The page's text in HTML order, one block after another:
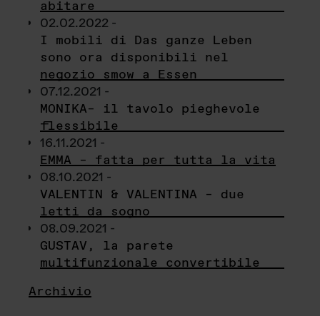
abitare
02.02.2022 -
I mobili di Das ganze Leben
sono ora disponibili nel
negozio smow a Essen
07.12.2021 -
MONIKA– il tavolo pieghevole
flessibile
16.11.2021 -
EMMA – fatta per tutta la vita
08.10.2021 -
VALENTIN & VALENTINA – due
letti da sogno
08.09.2021 -
GUSTAV, la parete
multifunzionale convertibile
Archivio